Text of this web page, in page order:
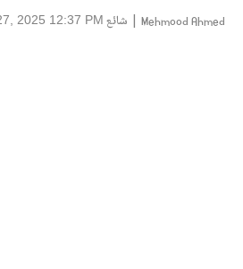
Mehmood Ahmed
| شائع 2025 12:37 PM